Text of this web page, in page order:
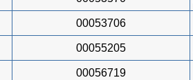
00053706
00055205
00056719